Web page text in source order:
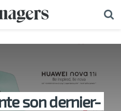
son dernier-